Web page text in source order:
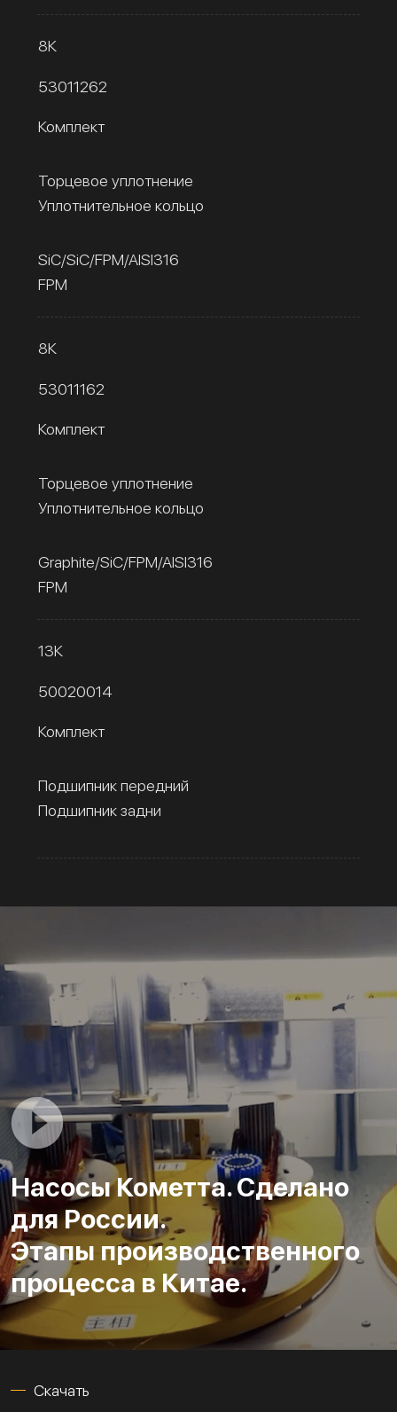
8К
53011262
Комплект
Торцевое уплотнение
Уплотнительное кольцо
SiC/SiC/FPM/AISI316
FPM
8К
53011162
Комплект
Торцевое уплотнение
Уплотнительное кольцо
Graphite/SiC/FPM/AISI316
FPM
13К
50020014
Комплект
Подшипник передний
Подшипник задни
Насосы Кометта. Сделано
для России.
Этапы производственного
процесса в Китае.
Скачать